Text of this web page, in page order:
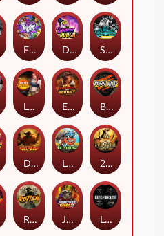
Born Wild
Leatherheads
Junkyard Kings 2
SixSixSix
Life and Death
EPIC BULLETS & BOUNTY
2 Wild 2 Die
Fighter Pit
Rotten
Le Viking
DONNY DOUGH
Duel at Dawn